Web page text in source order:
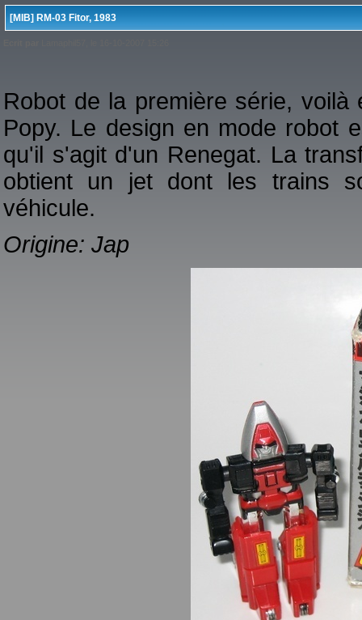
[MIB] RM-03 Fitor, 1983
Robot de la première série,
Popy. Le design en mode robot
qu'il s'agit d'un Renegat. La
obtient un jet dont les trains
véhicule.
Origine: Jap